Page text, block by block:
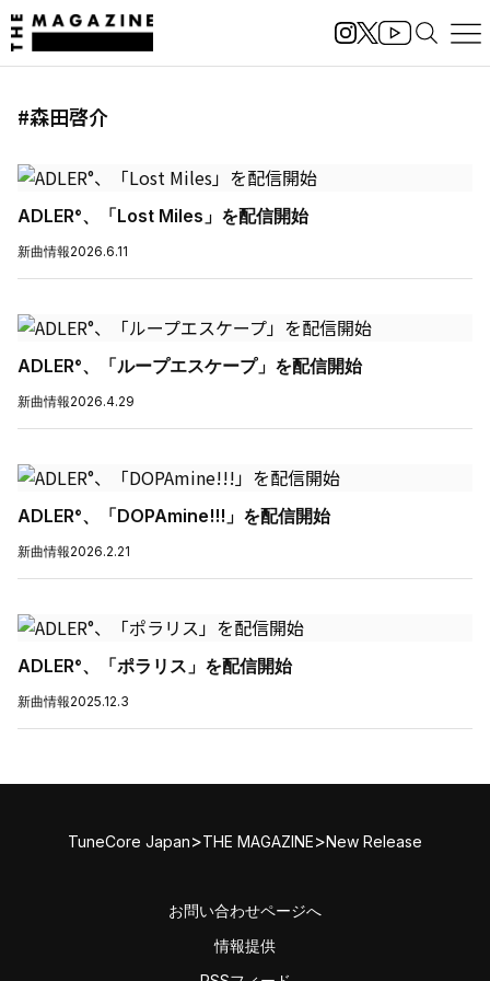
#森田啓介
ADLER°、「Lost Miles」を配信開始
新曲情報2026.6.11
ADLER°、「ループエスケープ」を配信開始
新曲情報2026.4.29
ADLER°、「DOPAmine!!!」を配信開始
新曲情報2026.2.21
ADLER°、「ポラリス」を配信開始
新曲情報2025.12.3
TuneCore Japan>THE MAGAZINE>New Release
お問い合わせページへ
情報提供